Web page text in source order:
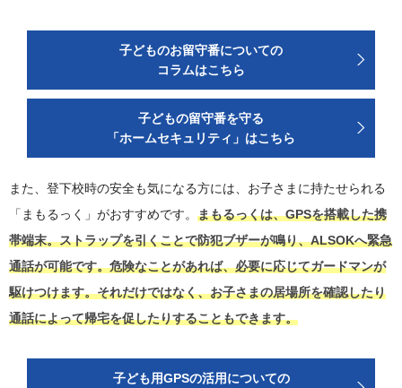
子どものお留守番についての
コラムはこちら
子どもの留守番を守る
「ホームセキュリティ」はこちら
また、登下校時の安全も気になる方には、お子さまに持たせられる
「まもるっく」がおすすめです。 まもるっくは、GPSを搭載した携
帯端末。ストラップを引くことで防犯ブザーが鳴り、ALSOKへ緊急
通話が可能です。危険なことがあれば、必要に応じてガードマンが
駆けつけます。それだけではなく、お子さまの居場所を確認したり
通話によって帰宅を促したりすることもできます。
子ども用GPSの活用についての